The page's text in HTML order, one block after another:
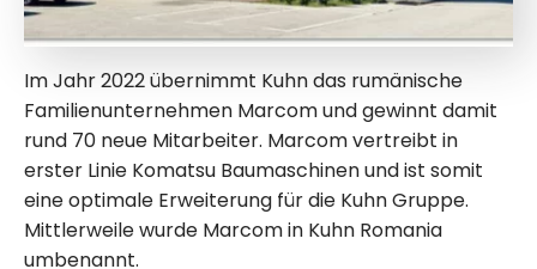
Im Jahr 2022 übernimmt Kuhn das rumänische
Familienunternehmen Marcom und gewinnt damit
rund 70 neue Mitarbeiter. Marcom vertreibt in
erster Linie Komatsu Baumaschinen und ist somit
eine optimale Erweiterung für die Kuhn Gruppe.
Mittlerweile wurde Marcom in Kuhn Romania
umbenannt.